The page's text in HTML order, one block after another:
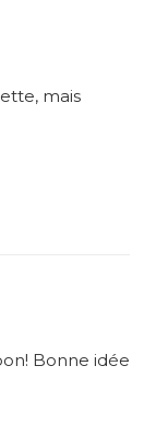
mais
Bonne idée